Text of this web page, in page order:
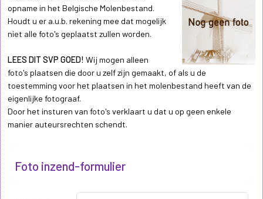
opname in het Belgische Molenbestand.
Houdt u er a.u.b. rekening mee dat mogelijk
niet alle foto's geplaatst zullen worden.
LEES DIT SVP GOED! Wij mogen alleen
foto's plaatsen die door u zelf zijn gemaakt, of als u de
toestemming voor het plaatsen in het molenbestand heeft van de
eigenlijke fotograaf.
Door het insturen van foto's verklaart u dat u op geen enkele
manier auteursrechten schendt.
Foto inzend-formulier